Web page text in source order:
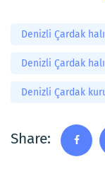
Denizli Çardak
Denizli Çardak halı
Denizli Çardak
Share: